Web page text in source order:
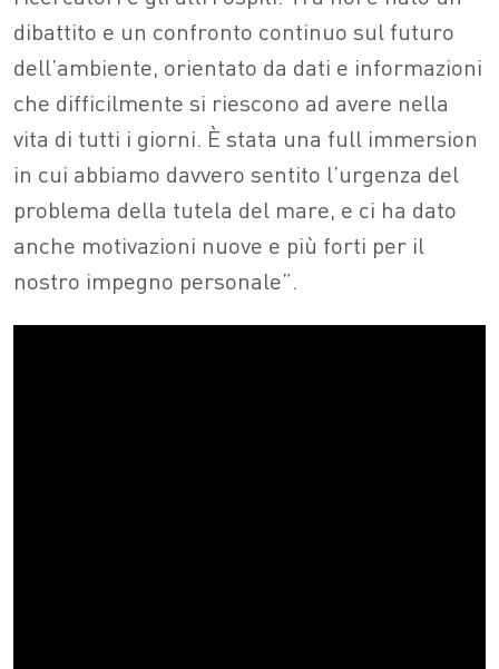
dibattito e un confronto continuo sul futuro
dell’ambiente, orientato da dati e informazioni
che difficilmente si riescono ad avere nella
vita di tutti i giorni. È stata una full immersion
in cui abbiamo davvero sentito l’urgenza del
problema della tutela del mare, e ci ha dato
anche motivazioni nuove e più forti per il
nostro impegno personale”.